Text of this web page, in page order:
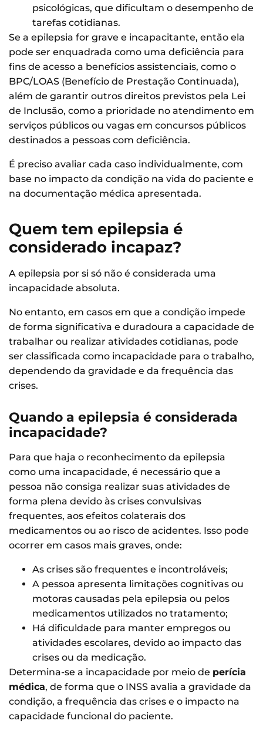
psicológicas, que dificultam o desempenho de
tarefas cotidianas.
Se a epilepsia for grave e incapacitante, então ela
pode ser enquadrada como uma deficiência para
fins de acesso a benefícios assistenciais, como o
BPC/LOAS (Benefício de Prestação Continuada),
além de garantir outros direitos previstos pela Lei
de Inclusão, como a prioridade no atendimento em
serviços públicos ou vagas em concursos públicos
destinados a pessoas com deficiência.
É preciso avaliar cada caso individualmente, com
base no impacto da condição na vida do paciente e
na documentação médica apresentada.
Quem tem epilepsia é
considerado incapaz?
A epilepsia por si só não é considerada uma
incapacidade absoluta.
No entanto, em casos em que a condição impede
de forma significativa e duradoura a capacidade de
trabalhar ou realizar atividades cotidianas, pode
ser classificada como incapacidade para o trabalho,
dependendo da gravidade e da frequência das
crises.
Quando a epilepsia é considerada
incapacidade?
Para que haja o reconhecimento da epilepsia
como uma incapacidade, é necessário que a
pessoa não consiga realizar suas atividades de
forma plena devido às crises convulsivas
frequentes, aos efeitos colaterais dos
medicamentos ou ao risco de acidentes. Isso pode
ocorrer em casos mais graves, onde:
As crises são frequentes e incontroláveis;
A pessoa apresenta limitações cognitivas ou
motoras causadas pela epilepsia ou pelos
medicamentos utilizados no tratamento;
Há dificuldade para manter empregos ou
atividades escolares, devido ao impacto das
crises ou da medicação.
Determina-se a incapacidade por meio de perícia
médica, de forma que o INSS avalia a gravidade da
condição, a frequência das crises e o impacto na
capacidade funcional do paciente.